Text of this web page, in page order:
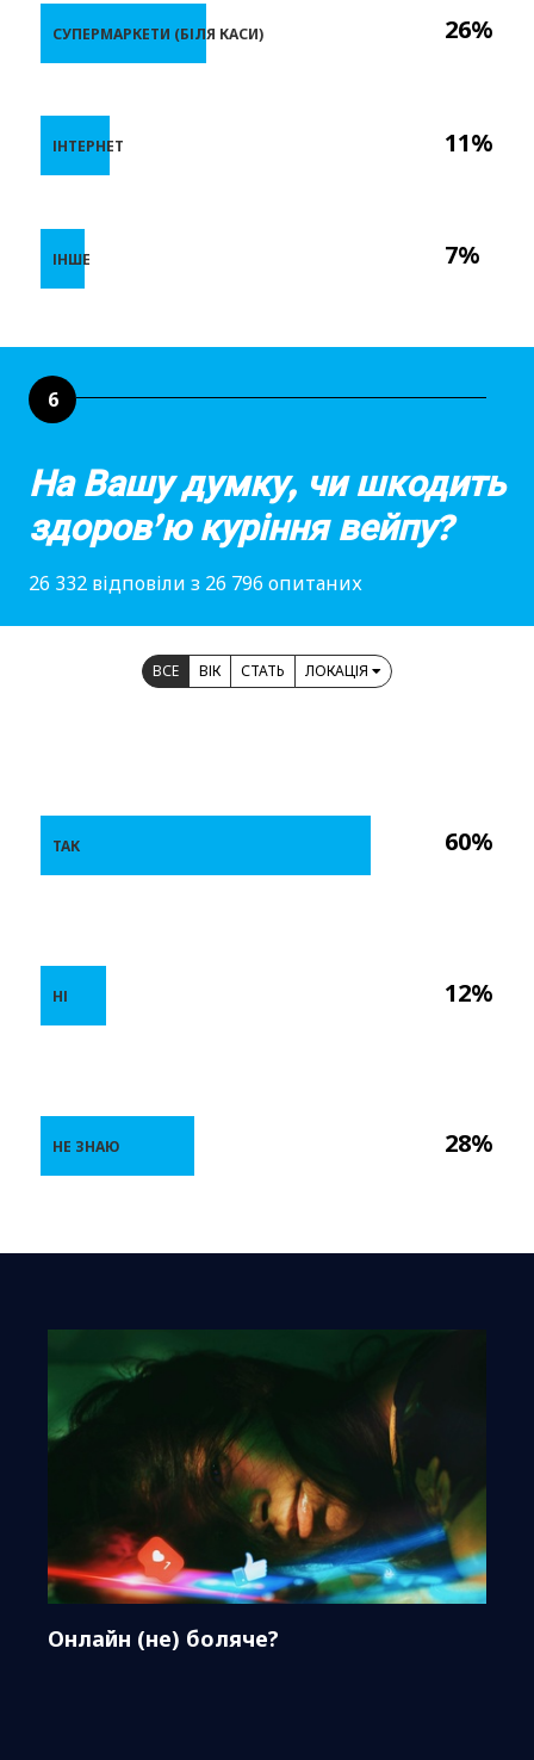
26%
11%
7%
СУПЕРМАРКЕТИ (БІЛЯ КАСИ)
ІНТЕРНЕТ
ІНШЕ
6
На Вашу думку, чи шкодить
здоров’ю куріння вейпу?
26 332 відповіли з 26 796 опитаних
ВСЕ ВІК СТАТЬ ЛОКАЦІЯ
60%
12%
28%
ТАК
НІ
НЕ ЗНАЮ
Онлайн (не) боляче?